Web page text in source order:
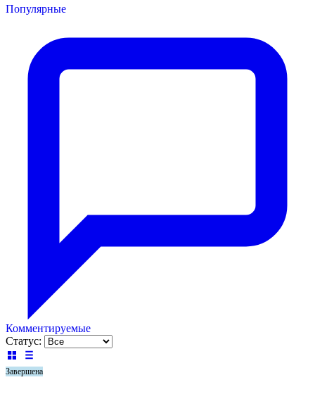
Популярные
Комментируемые
Статус:
Завершена